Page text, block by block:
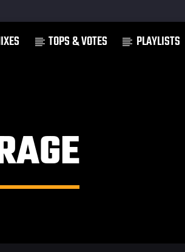
TOPS & VOTES PLAYLISTS